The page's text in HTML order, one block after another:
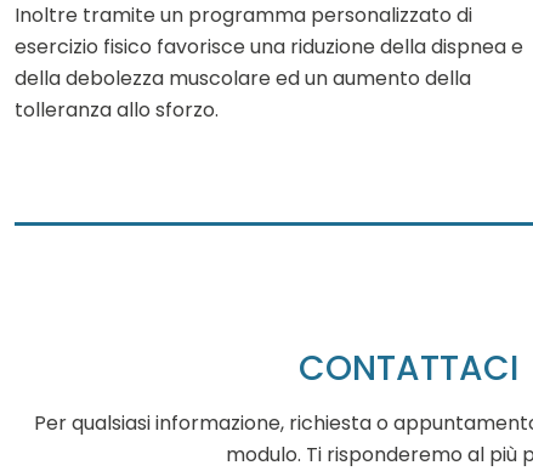
Inoltre tramite un programma personalizzato di
esercizio fisico favorisce una riduzione della dispnea e
della debolezza muscolare ed un aumento della
tolleranza allo sforzo.
CONTATTACI
Per qualsiasi informazione, richiesta o
modulo. Ti risponderemo al più